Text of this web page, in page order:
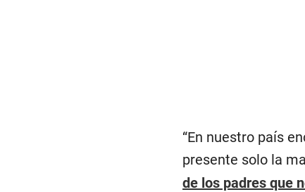
“En nuestro país
presente solo la
de los padres que